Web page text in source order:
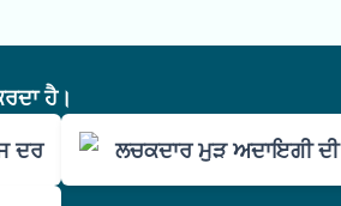
ਹੈ।
ਦਰ ਲਚਕਦਾਰ ਮੁੜ ਅਦਾਇਗੀ